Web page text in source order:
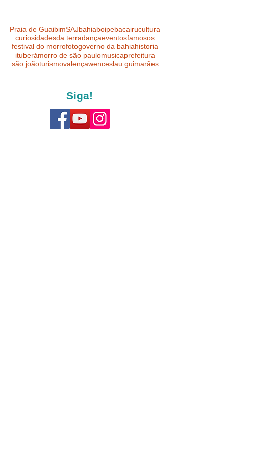
Praia de GuaibimSAJbahiaboipebacairucultura
curiosidadesda terradançaeventosfamosos
festival do morrofotogoverno da bahiahistoria
ituberámorro de são paulomusicaprefeitura
são joãoturismovalençawenceslau guimarães
Siga!